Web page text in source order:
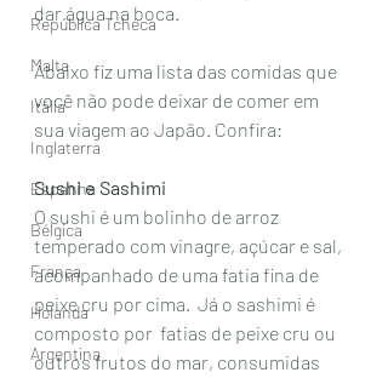
República Tcheca
Malta
Itália
Inglaterra
Espanha
Bélgica
França
Holanda
Argentina
dar água na boca.
Abaixo fiz uma lista das comidas que
você não pode deixar de comer em
sua viagem ao Japão. Confira:
Sushi e Sashimi
O sushi é um bolinho de arroz
temperado com vinagre, açúcar e sal,
acompanhado de uma fatia fina de
peixe cru por cima.  Já o sashimi é
composto por  fatias de peixe cru ou
outros frutos do mar, consumidas